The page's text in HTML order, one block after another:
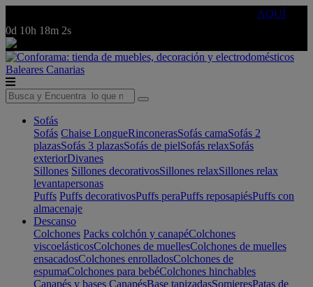
AQUÍ
0d 10h 18m 2s
Baleares Canarias
Sofás
Sofás Chaise LongueRinconerasSofás camaSofás 2
plazasSofás 3 plazasSofás de pielSofás relaxSofás
exteriorDivanes
Sillones Sillones decorativosSillones relaxSillones relax
levantapersonas
Puffs Puffs decorativosPuffs peraPuffs reposapiésPuffs con
almacenaje
Descanso
Colchones Packs colchón y canapéColchones
viscoelásticosColchones de muellesColchones de muelles
ensacadosColchones enrolladosColchones de
espumaColchones para bebéColchones hinchables
Canapés y bases CanapésBase tapizadasSomieresPatas de